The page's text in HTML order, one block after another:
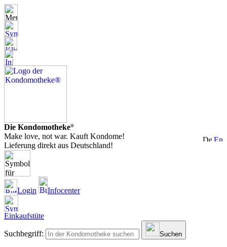
Die Kondomotheke®
Make love, not war. Kauft Kondome!
Lieferung direkt aus Deutschland!
Login Infocenter
Einkaufstüte
Suchbegriff: Suchen